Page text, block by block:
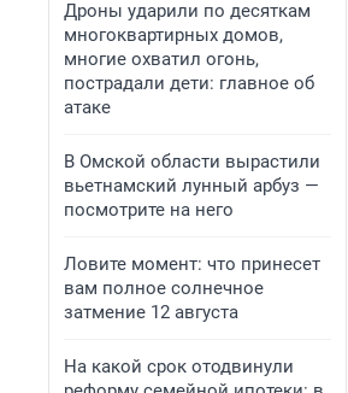
Дроны ударили по десяткам
многоквартирных домов,
многие охватил огонь,
пострадали дети: главное об
атаке
В Омской области вырастили
вьетнамский лунный арбуз —
посмотрите на него
Ловите момент: что принесет
вам полное солнечное
затмение 12 августа
На какой срок отодвинули